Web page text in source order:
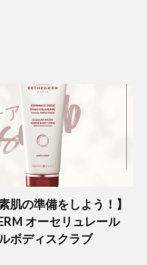
肌の準備をしよう！】
オーセリュレール
ボディスクラブ